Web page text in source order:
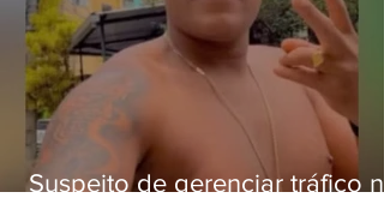
Suspeito de gerenciar tráfico na